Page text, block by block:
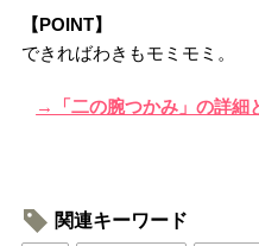
【POINT】
できればわきもモミモミ。
→「二の腕つかみ」の詳細
関連キーワード